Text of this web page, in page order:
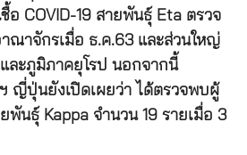
อ COVID-19 สายพันธุ์ Eta ตรวจ
ณาจักรเมื่อ ธ.ค.63 และส่วนใหญ่
ละภูมิภาคยุโรป นอกจากนี้
ญี่ปุ่นยังเปิดเผยว่า ได้ตรวจพบผู้
พันธุ์ Kappa จำนวน 19 รายเมื่อ 3